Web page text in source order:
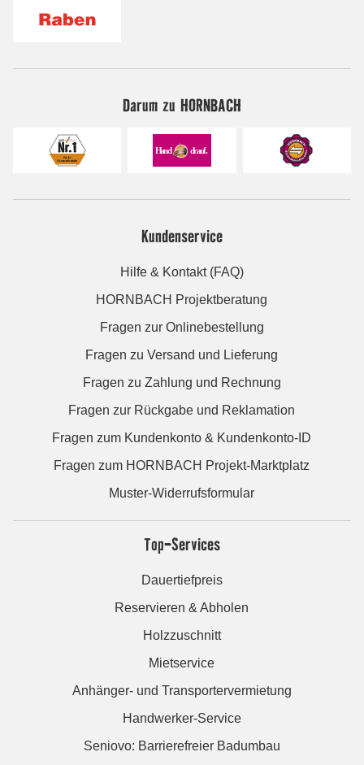
Darum zu HORNBACH
Kundenservice
Hilfe & Kontakt (FAQ)
HORNBACH Projektberatung
Fragen zur Onlinebestellung
Fragen zu Versand und Lieferung
Fragen zu Zahlung und Rechnung
Fragen zur Rückgabe und Reklamation
Fragen zum Kundenkonto & Kundenkonto-ID
Fragen zum HORNBACH Projekt-Marktplatz
Muster-Widerrufsformular
Top-Services
Dauertiefpreis
Reservieren & Abholen
Holzzuschnitt
Mietservice
Anhänger- und Transportervermietung
Handwerker-Service
Seniovo: Barrierefreier Badumbau